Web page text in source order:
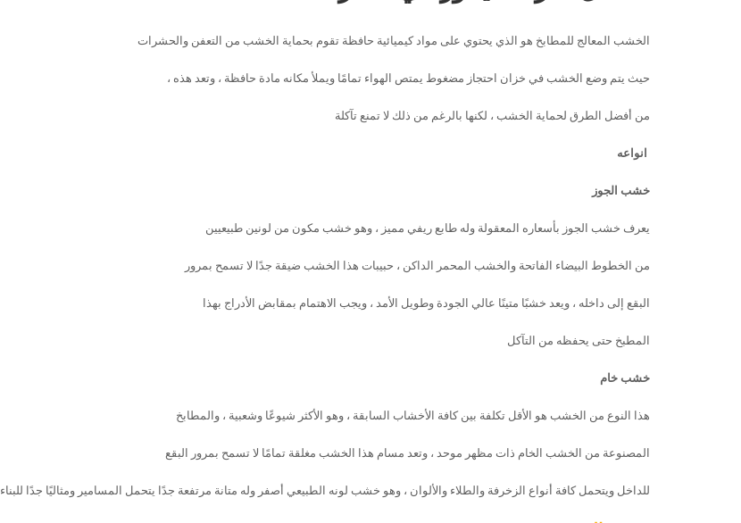
الخشب المعالج للمطابخ هو الذي يحتوي على مواد كيميائية حافظة تقوم بحماية الخشب من التعفن والحشرات
، حيث يتم وضع الخشب في خزان احتجاز مضغوط يمتص الهواء تمامًا ويملأ مكانه مادة حافظة ، وتعد هذه
من أفضل الطرق لحماية الخشب ، لكنها بالرغم من ذلك لا تمنع تآكلة
خشب الجوز
يعرف خشب الجوز بأسعاره المعقولة وله طابع ريفي مميز ، وهو خشب مكون من لونين طبيعيين
من الخطوط البيضاء الفاتحة والخشب المحمر الداكن ، حبيبات هذا الخشب ضيقة جدًا لا تسمح بمرور
البقع إلى داخله ، ويعد خشبًا متينًا عالي الجودة وطويل الأمد ، ويجب الاهتمام بمقابض الأدراج بهذا
المطبخ حتى يحفظه من التآكل
خشب خام
هذا النوع من الخشب هو الأقل تكلفة بين كافة الأخشاب السابقة ، وهو الأكثر شيوعًا وشعبية ، والمطابخ
المصنوعة من الخشب الخام ذات مظهر موحد ، وتعد مسام هذا الخشب مغلقة تمامًا لا تسمح بمرور البقع
للداخل ويتحمل كافة أنواع الزخرفة والطلاء والألوان ، وهو خشب لونه الطبيعي أصفر وله متانة مرتفعة جدًا يتحمل المسامير ومثاليًا جدًا للبناء